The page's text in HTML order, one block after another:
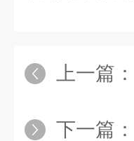
上一篇：
下一篇：